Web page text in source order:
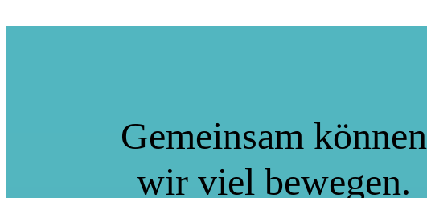
Gemeinsam können
wir viel bewegen.